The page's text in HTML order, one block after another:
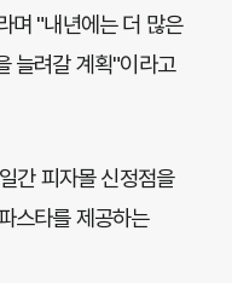
며 "내년에는 더 많은
늘려갈 계획"이라고
간 피자몰 신정점을
스타를 제공하는